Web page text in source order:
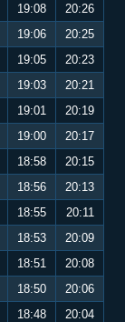
19:08
20:26
19:06
20:25
19:05
20:23
19:03
20:21
19:01
20:19
19:00
20:17
18:58
20:15
18:56
20:13
18:55
20:11
18:53
20:09
18:51
20:08
18:50
20:06
18:48
20:04